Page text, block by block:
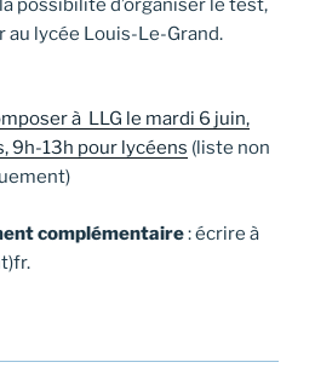
possibilité d’organiser le test,
au lycée Louis-Le-Grand.
à LLG le mardi 6 juin,
9h-13h pour lycéens (liste non
complémentaire: écrire à